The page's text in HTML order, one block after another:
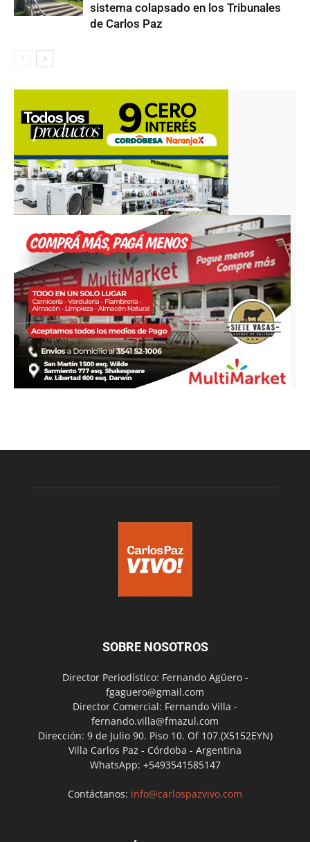
sistema colapsado en los Tribunales
de Carlos Paz
SOBRE NOSOTROS
Director Periodístico: Fernando Agüero -
fgaguero@gmail.com
Director Comercial: Fernando Villa -
fernando.villa@fmazul.com
Dirección: 9 de Julio 90. Piso 10. Of 107.(X5152EYN)
Villa Carlos Paz - Córdoba - Argentina
WhatsApp: +5493541585147
Contáctanos: info@carlospazvivo.com